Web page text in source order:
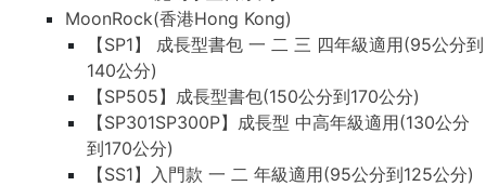
MoonRock(香港Hong Kong)
【SP1】 成長型書包 一 二 三 四年級適用(95公分到
140公分)
【SP505】成長型書包(150公分到170公分)
【SP301SP300P】成長型 中高年級適用(130公分
到170公分)
【SS1】入門款 一 二 年級適用(95公分到125公分)